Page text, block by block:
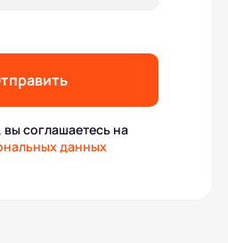
соглашаетесь на
данных